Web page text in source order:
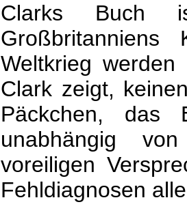
Clarks Buch
Weltkrieg
Clark zeigt,
Päckchen,
unabhängig
voreiligen
Fehldiagnosen